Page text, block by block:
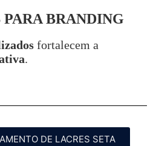
BRANDING
fortalecem a
.
DE LACRES SETA